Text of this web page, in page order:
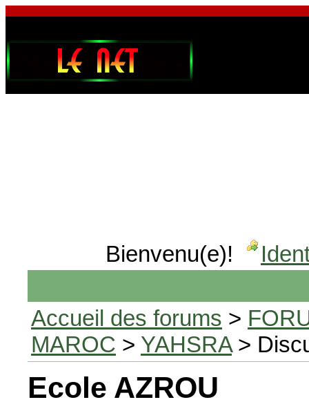
Bienvenu(e)!
Accueil des forums >
MAROC > YAHSRA>
Ecole AZROU